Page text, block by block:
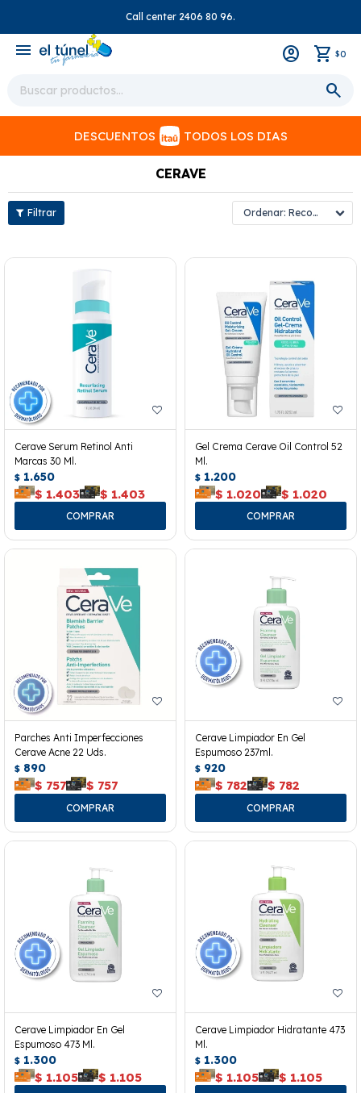
Call center 2406 80 96.
menu $0
DESCUENTOS TODOS LOS DIAS
CERAVE
Recomendados
Cerave Serum Retinol Anti
Marcas 30 Ml.
$ 1.650
$ 1.403 $ 1.403
Gel Crema Cerave Oil Control 52
Ml.
$ 1.200
$ 1.020 $ 1.020
Parches Anti Imperfecciones
Cerave Acne 22 Uds.
$ 890
$ 757 $ 757
Cerave Limpiador En Gel
Espumoso 237ml.
$ 920
$ 782 $ 782
Cerave Limpiador En Gel
Espumoso 473 Ml.
$ 1.300
$ 1.105 $ 1.105
Cerave Limpiador Hidratante 473
Ml.
$ 1.300
$ 1.105 $ 1.105
close